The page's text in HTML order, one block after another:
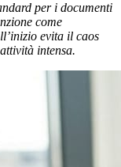
per i documenti
come
evita il caos
intensa.